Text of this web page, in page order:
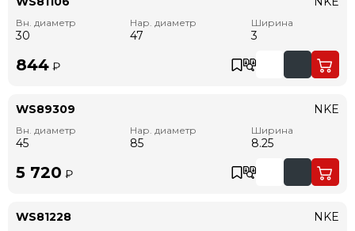
Вн. диаметр
30
Нар. диаметр
47
Ширина
3
844 ₽
WS89309
Вн. диаметр
45
Нар. диаметр
85
Ширина
8.25
NKE
5 720 ₽
WS81228 NKE